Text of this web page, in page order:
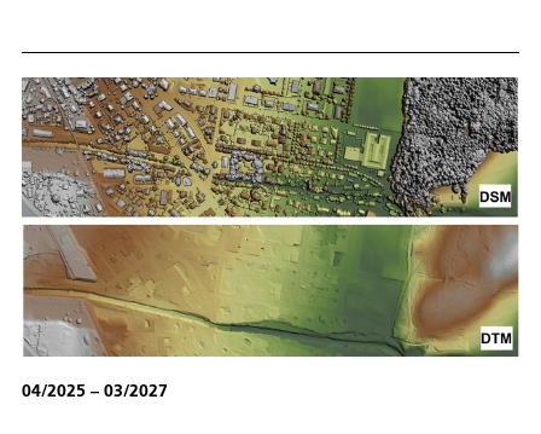
langfristigen Auswirkungen von klimatischen
etc.) auf gemeinsam zu definierende Regionen in
Osteuropa zu untersuchen.
04/2025 – 03/2027